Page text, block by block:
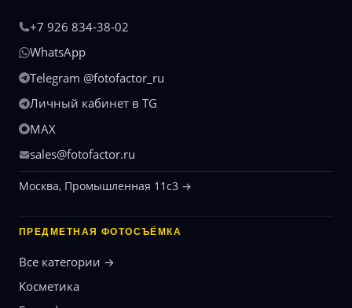
+7 926 834-38-02
WhatsApp
Telegram @fotofactor_ru
Личный кабинет в TG
MAX
sales@fotofactor.ru
Москва, Промышленная 11с3 →
ПРЕДМЕТНАЯ ФОТОСЪЁМКА
Все категории →
Косметика